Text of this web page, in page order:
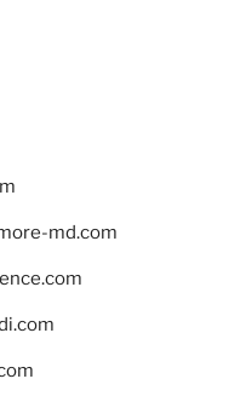
md.com